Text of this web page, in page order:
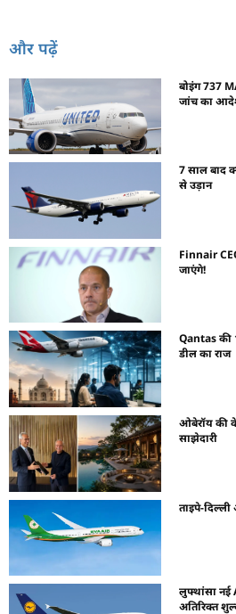
और पढ़ें
बोइंग 737
जांच का
7 साल बाद
से उड़ान
Finnair
जाएंगे!
Qantas की
डील का राज
ओबेरॉय की
साझेदारी
ताइपे-
लुफ्थांसा नई
अतिरिक्त